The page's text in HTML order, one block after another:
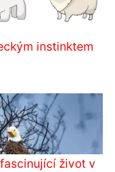
instinktem
život v